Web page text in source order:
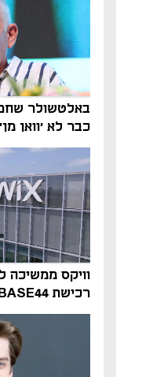
באלטשולר
כבר לא 'וואן
וויקס ממשיכה
זינק ל-76 מיליון דולר